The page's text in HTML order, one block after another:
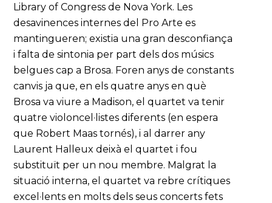
Library of Congress de Nova York. Les
desavinences internes del Pro Arte es
mantingueren; existia una gran desconfiança
i falta de sintonia per part dels dos músics
belgues cap a Brosa. Foren anys de constants
canvis ja que, en els quatre anys en què
Brosa va viure a Madison, el quartet va tenir
quatre violoncel·listes diferents (en espera
que Robert Maas tornés), i al darrer any
Laurent Halleux deixà el quartet i fou
substituït per un nou membre. Malgrat la
situació interna, el quartet va rebre crítiques
excel·lents en molts dels seus concerts fets